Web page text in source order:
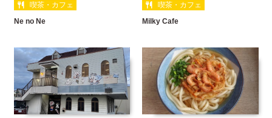
喫茶・カフェ
Ne no Ne
喫茶・カフェ
Milky Cafe